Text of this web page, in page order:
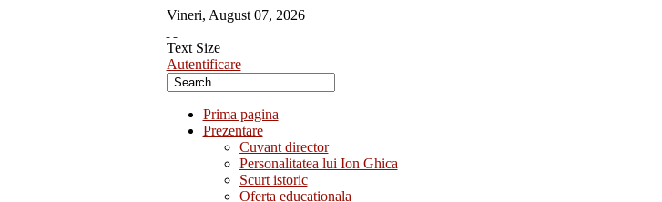
Vineri, August 07, 2026
Text Size
Autentificare
Prima pagina
Prezentare
Cuvant director
Personalitatea lui Ion Ghica
Scurt istoric
Oferta educationala